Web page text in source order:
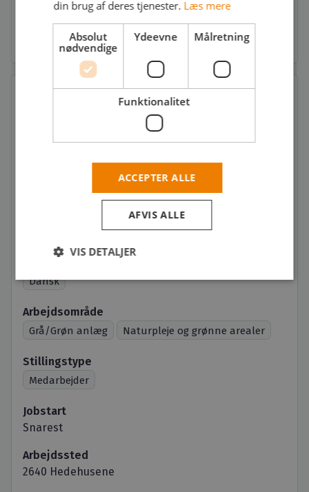
Ansøgningsfrist: Snarest
Søg jobbet
Føj til favoritter
Arbejdsområde
Grå/Grøn anlæg Naturpleje og grønne arealer
Stillingstype
Medarbejder
Dansk
Arbejdssted
2640 Hedehusene
Jobstart
Snarest
din brug af deres tjenester. Læs mere
Absolut
nødvendige
Ydeevne Målretning
Funktionalitet
ACCEPTER ALLE
AFVIS ALLE
VIS DETALJER